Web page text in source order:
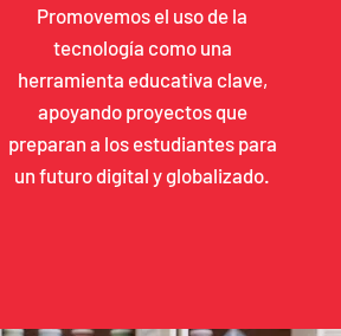
Promovemos el uso de la
tecnología como una
herramienta educativa clave,
apoyando proyectos que
preparan a los estudiantes para
un futuro digital y globalizado.